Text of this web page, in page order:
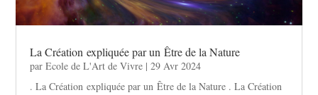
La Création expliquée par un Être de la Nature
parEcole de L'Art de Vivre |29 Avr 2024
. La Création expliquée par un Être de la Nature . La Création